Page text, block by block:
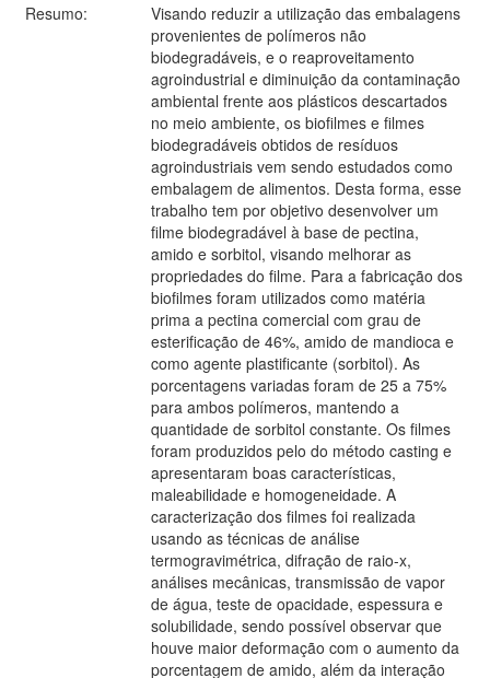
Resumo:
Visando reduzir a utilização das embalagens
provenientes de polímeros não
biodegradáveis, e o reaproveitamento
agroindustrial e diminuição da contaminação
ambiental frente aos plásticos descartados
no meio ambiente, os biofilmes e filmes
biodegradáveis obtidos de resíduos
agroindustriais vem sendo estudados como
embalagem de alimentos. Desta forma, esse
trabalho tem por objetivo desenvolver um
filme biodegradável à base de pectina,
amido e sorbitol, visando melhorar as
propriedades do filme. Para a fabricação dos
biofilmes foram utilizados como matéria
prima a pectina comercial com grau de
esterificação de 46%, amido de mandioca e
como agente plastificante (sorbitol). As
porcentagens variadas foram de 25 a 75%
para ambos polímeros, mantendo a
quantidade de sorbitol constante. Os filmes
foram produzidos pelo do método casting e
apresentaram boas características,
maleabilidade e homogeneidade. A
caracterização dos filmes foi realizada
usando as técnicas de análise
termogravimétrica, difração de raio-x,
análises mecânicas, transmissão de vapor
de água, teste de opacidade, espessura e
solubilidade, sendo possível observar que
houve maior deformação com o aumento da
porcentagem de amido, além da interação